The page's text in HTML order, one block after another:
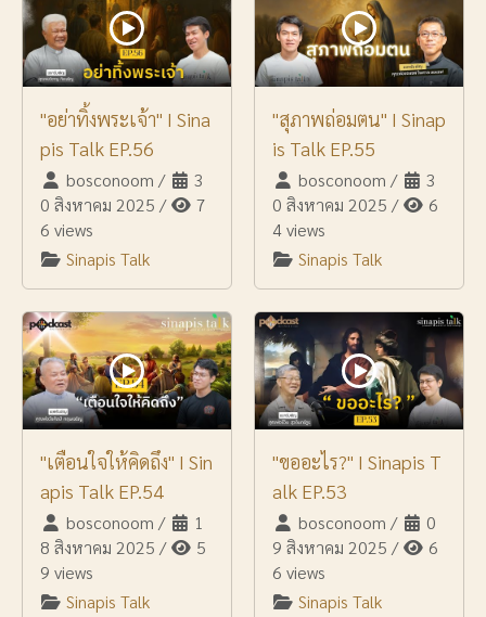
"อย่าทิ้งพระเจ้า" I Sina
pis Talk EP.56
bosconoom /
3
0 สิงหาคม 2025 /
7
6 views
Sinapis Talk
"สุภาพถ่อมตน" I Sinap
is Talk EP.55
bosconoom /
3
0 สิงหาคม 2025 /
6
4 views
Sinapis Talk
"เตือนใจให้คิดถึง" I Sin
apis Talk EP.54
bosconoom /
1
8 สิงหาคม 2025 /
5
9 views
Sinapis Talk
"ขออะไร?" I Sinapis T
alk EP.53
bosconoom /
0
9 สิงหาคม 2025 /
6
6 views
Sinapis Talk